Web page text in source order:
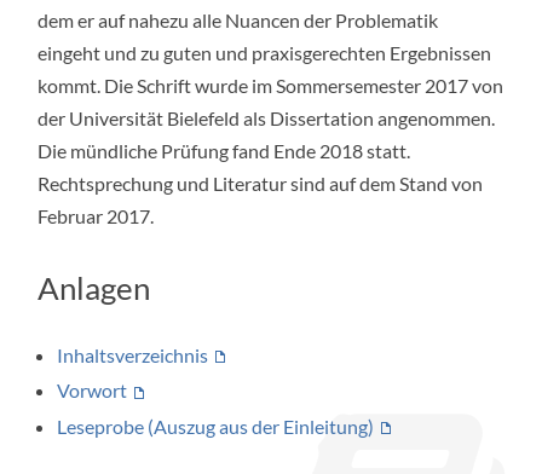
dem er auf nahezu alle Nuancen der Problematik
eingeht und zu guten und praxisgerechten Ergebnissen
kommt. Die Schrift wurde im Sommersemester 2017 von
der Universität Bielefeld als Dissertation angenommen.
Die mündliche Prüfung fand Ende 2018 statt.
Rechtsprechung und Literatur sind auf dem Stand von
Februar 2017.
Anlagen
Inhaltsverzeichnis
Vorwort
Leseprobe (Auszug aus der Einleitung)